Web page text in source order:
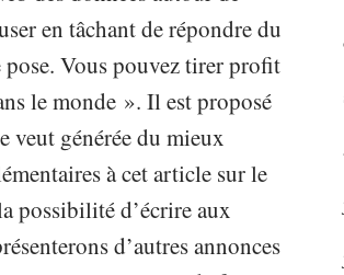
en tâchant de répondre du
Vous pouvez tirer profit
le monde ». Il est proposé
veut générée du mieux
à cet article sur le
possibilité d’écrire aux
d’autres annonces